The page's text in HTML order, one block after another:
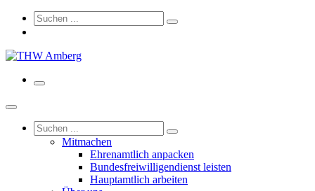
Mitmachen
Ehrenamtlich anpacken
Bundesfreiwilligendienst leisten
Hauptamtlich arbeiten